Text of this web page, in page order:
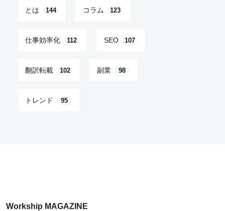
とは 144 コラム 123
仕事効率化 112 SEO 107
翻訳転載 102 副業 98
トレンド 95
Workship MAGAZINE